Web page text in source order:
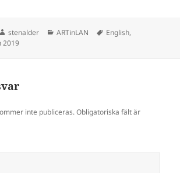
Författare
stenalder Kategorier
ARTinLAN Taggar
English,
2019
inte publiceras. Obligatoriska fält är